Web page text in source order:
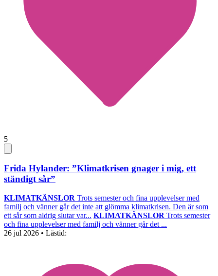
5
Frida Hylander: ”Klimatkrisen gnager i mig, ett
ständigt sår”
KLIMATKÄNSLOR Trots semester och fina upplevelser med
familj och vänner går det inte att glömma klimatkrisen. Den är som
ett sår som aldrig slutar var... KLIMATKÄNSLOR Trots semester
och fina upplevelser med familj och vänner går det ...
26 jul 2026 • Lästid: